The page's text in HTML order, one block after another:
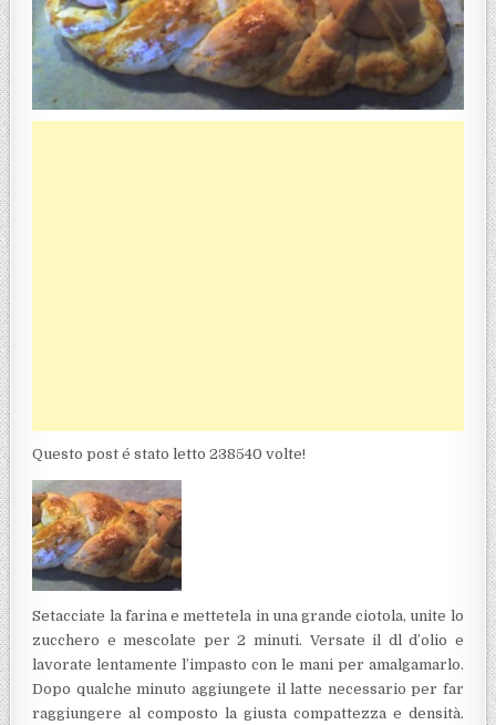
Questo post é stato letto 238540 volte!
Setacciate la farina e mettetela in una grande ciotola, unite lo
zucchero e mescolate per 2 minuti. Versate il dl d’olio e
lavorate lentamente l’impasto con le mani per amalgamarlo.
Dopo qualche minuto aggiungete il latte necessario per far
raggiungere al composto la giusta compattezza e densità.